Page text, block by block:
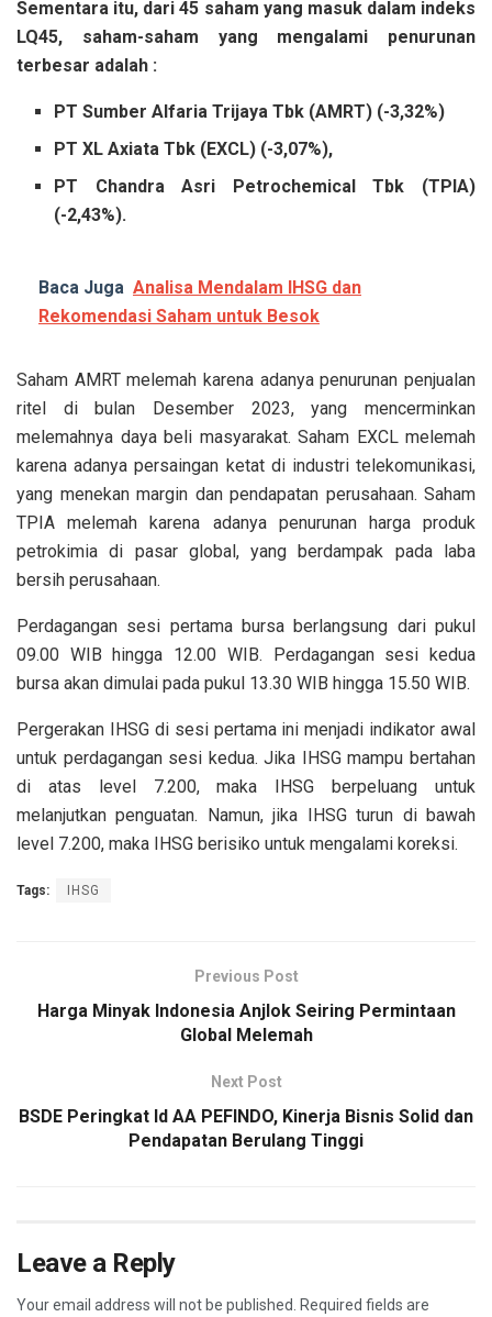
Sementara itu, dari 45 saham yang masuk dalam indeks
LQ45, saham-saham yang mengalami penurunan
terbesar adalah :
PT Sumber Alfaria Trijaya Tbk (AMRT) (-3,32%)
PT XL Axiata Tbk (EXCL) (-3,07%),
PT Chandra Asri Petrochemical Tbk (TPIA)
(-2,43%).
Baca Juga Analisa Mendalam IHSG dan
Rekomendasi Saham untuk Besok
Saham AMRT melemah karena adanya penurunan penjualan
ritel di bulan Desember 2023, yang mencerminkan
melemahnya daya beli masyarakat. Saham EXCL melemah
karena adanya persaingan ketat di industri telekomunikasi,
yang menekan margin dan pendapatan perusahaan. Saham
TPIA melemah karena adanya penurunan harga produk
petrokimia di pasar global, yang berdampak pada laba
bersih perusahaan.
Perdagangan sesi pertama bursa berlangsung dari pukul
09.00 WIB hingga 12.00 WIB. Perdagangan sesi kedua
bursa akan dimulai pada pukul 13.30 WIB hingga 15.50 WIB.
Pergerakan IHSG di sesi pertama ini menjadi indikator awal
untuk perdagangan sesi kedua. Jika IHSG mampu bertahan
di atas level 7.200, maka IHSG berpeluang untuk
melanjutkan penguatan. Namun, jika IHSG turun di bawah
level 7.200, maka IHSG berisiko untuk mengalami koreksi.
Tags: IHSG
Previous Post
Harga Minyak Indonesia Anjlok Seiring Permintaan
Global Melemah
Next Post
BSDE Peringkat Id AA PEFINDO, Kinerja Bisnis Solid dan
Pendapatan Berulang Tinggi
Leave a Reply
Your email address will not be published.
Required fields are